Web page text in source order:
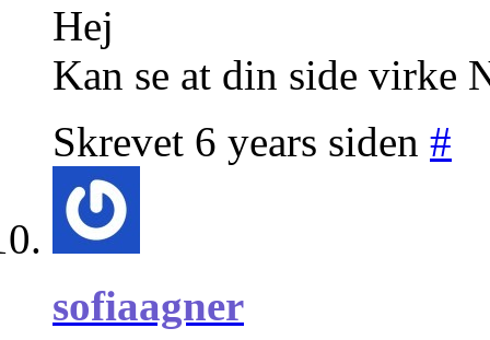
Hej
Kan se at din side virke
Skrevet 6 years siden #
sofiaagner